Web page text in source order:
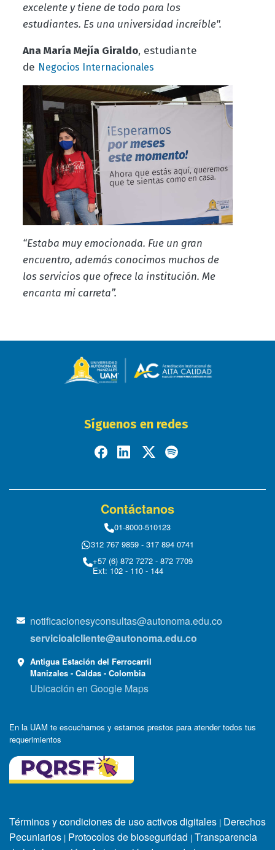
excelente y tiene de todo para los
estudiantes. Es una universidad increíble".
Ana María Mejía Giraldo, estudiante
de Negocios Internacionales
“Estaba muy emocionada. Fue un gran
encuentro, además conocimos muchos de
los servicios que ofrece la institución. Me
encanta mi carreta”.
Síguenos en redes
Contáctanos
01-8000-510123
312 767 9859 - 317 894 0741
+57 (6) 872 7272 - 872 7709
Ext: 102 - 110 - 144
notificacionesyconsultas@autonoma.edu.co
servicioalcliente@autonoma.edu.co
Antigua Estación del Ferrocarril
Manizales - Caldas - Colombia
Ubicación en Google Maps
En la UAM te escuchamos y estamos prestos para atender todos tus
requerimientos
Términos y condiciones de uso activos digitales | Derechos
Pecuniarios | Protocolos de bioseguridad | Transparencia